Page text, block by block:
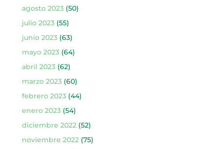
agosto 2023(50)
julio 2023(55)
junio 2023(63)
mayo 2023(64)
abril 2023(62)
marzo 2023(60)
febrero 2023(44)
enero 2023(54)
diciembre 2022(52)
noviembre 2022(75)